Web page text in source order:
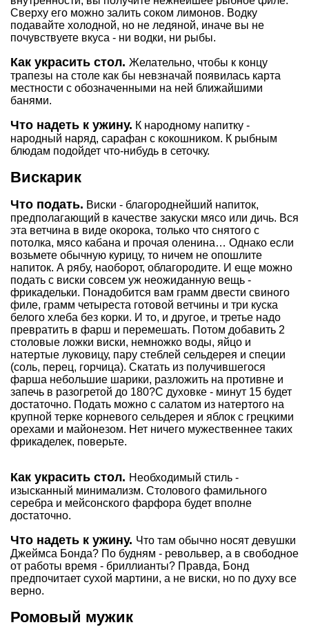
Сверху его можно залить соком лимонов. Водку
подавайте холодной, но не ледяной, иначе вы не
почувствуете вкуса - ни водки, ни рыбы.
Как украсить стол. Желательно, чтобы к концу
трапезы на столе как бы невзначай появилась карта
местности с обозначенными на ней ближайшими
банями.
Что надеть к ужину. К народному напитку -
народный наряд, сарафан с кокошником. К рыбным
блюдам подойдет что-нибудь в сеточку.
Вискарик
Что подать. Виски - благороднейший напиток,
предполагающий в качестве закуски мясо или дичь. Вся
эта ветчина в виде окорока, только что снятого с
потолка, мясо кабана и прочая оленина… Однако если
возьмете обычную курицу, то ничем не опошлите
напиток. А рябу, наоборот, облагородите. И еще можно
подать с виски совсем уж неожиданную вещь -
фрикадельки. Понадобится вам грамм двести свиного
филе, грамм четыреста готовой ветчины и три куска
белого хлеба без корки. И то, и другое, и третье надо
превратить в фарш и перемешать. Потом добавить 2
столовые ложки виски, немножко воды, яйцо и
натертые луковицу, пару стеблей сельдерея и специи
(соль, перец, горчица). Скатать из получившегося
фарша небольшие шарики, разложить на противне и
запечь в разогретой до 180?С духовке - минут 15 будет
достаточно. Подать можно с салатом из натертого на
крупной терке корневого сельдерея и яблок с грецкими
орехами и майонезом. Нет ничего мужественнее таких
фрикаделек, поверьте.
Как украсить стол. Необходимый стиль -
изысканный минимализм. Столового фамильного
серебра и мейсонского фарфора будет вполне
достаточно.
Что надеть к ужину. Что там обычно носят девушки
Джеймса Бонда? По будням - револьвер, а в свободное
от работы время - бриллианты? Правда, Бонд
предпочитает сухой мартини, а не виски, но по духу все
верно.
Ромовый мужик